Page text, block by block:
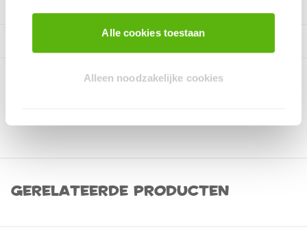
Alle cookies toestaan
Alleen noodzakelijke cookies
Gerelateerde producten